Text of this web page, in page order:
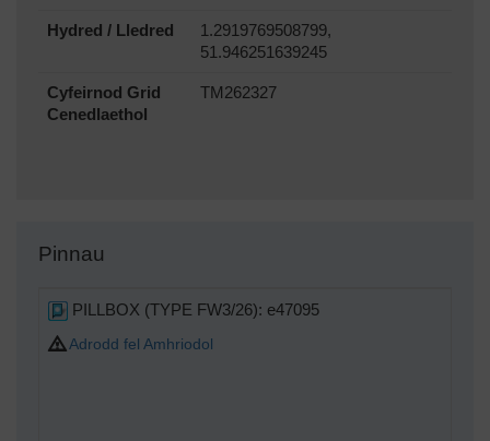
Hydred / Lledred
1.2919769508799,
51.946251639245
Cyfeirnod Grid
Cenedlaethol
TM262327
Pinnau
PILLBOX (TYPE FW3/26): e47095
Adrodd fel Amhriodol